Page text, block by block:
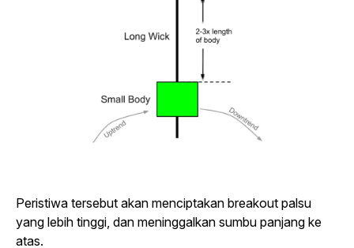
Peristiwa tersebut akan menciptakan breakout palsu
yang lebih tinggi, dan meninggalkan sumbu panjang ke
atas.